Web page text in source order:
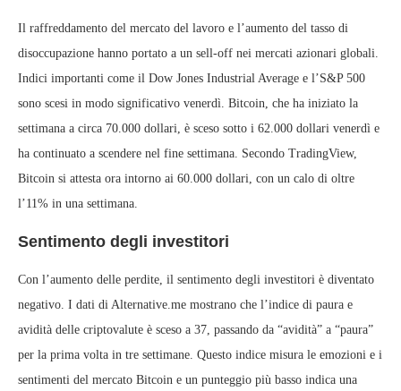
Il raffreddamento del mercato del lavoro e l’aumento del tasso di
disoccupazione hanno portato a un sell-off nei mercati azionari globali.
Indici importanti come il Dow Jones Industrial Average e l’S&P 500
sono scesi in modo significativo venerdì. Bitcoin, che ha iniziato la
settimana a circa 70.000 dollari, è sceso sotto i 62.000 dollari venerdì e
ha continuato a scendere nel fine settimana. Secondo TradingView,
Bitcoin si attesta ora intorno ai 60.000 dollari, con un calo di oltre
l’11% in una settimana.
Sentimento degli investitori
Con l’aumento delle perdite, il sentimento degli investitori è diventato
negativo. I dati di Alternative.me mostrano che l’indice di paura e
avidità delle criptovalute è sceso a 37, passando da “avidità” a “paura”
per la prima volta in tre settimane. Questo indice misura le emozioni e i
sentimenti del mercato Bitcoin e un punteggio più basso indica una